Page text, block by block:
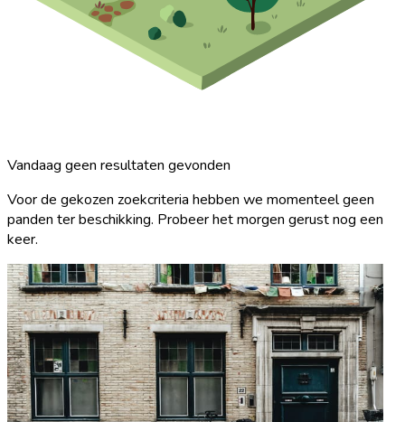
Vandaag geen resultaten gevonden
Voor de gekozen zoekcriteria hebben we momenteel geen
panden ter beschikking. Probeer het morgen gerust nog een
keer.